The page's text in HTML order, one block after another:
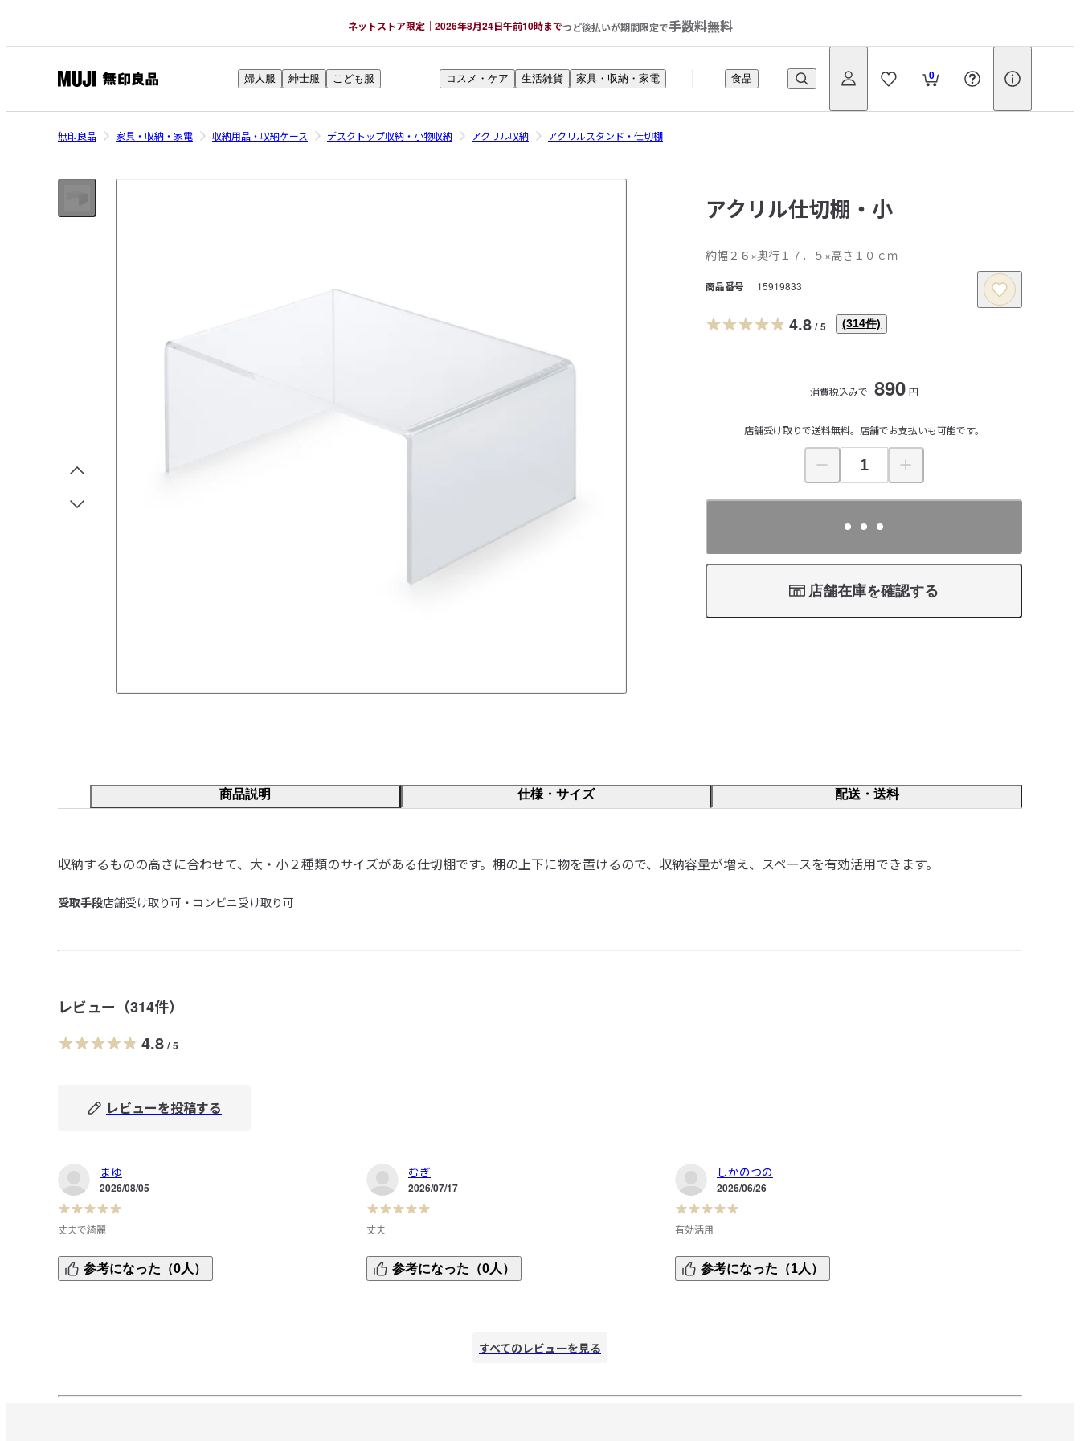
ネットストア限定｜2026年8月24日午前10時までつど後払いが期間限定で手数料無料
印
良
ネ
ト
0
婦人服 紳士服 こども服 コスメ・ケア 生活雑貨 家具・収納・家電 食品
無印良品 家具・収納・家電 収納用品・収納ケース デスクトップ収納・小物収納 アクリル収納 アクリルスタンド・仕切棚
アクリル仕切棚・小
約幅２６×奥行１７．５×高さ１０ｃｍ
商品番号 15919833
4.8 / 5 (314件)
消費税込みで 890 円
店舗受け取りで送料無料。店舗でお支払いも可能です。
店舗在庫を確認する
商品説明 仕様・サイズ 配送・送料
収納するものの高さに合わせて、大・小２種類のサイズがある仕切棚です。棚の上下に物を置けるので、収納容量が増え、スペースを有効活用できます。
受取手段店舗受け取り可・コンビニ受け取り可
レビュー（314件）
4.8 / 5
レビューを投稿する
まゆ
2026/08/05
丈夫で綺麗
キッチンの戸棚の整理に追加購入しました。
しっかりした作りで、上にカップやお急須を乗せてもびくと
参考になった（0人）
むぎ
2026/07/17
丈夫
冷蔵庫収納で使うために購入
しっかりした作りで安心です
参考になった（0人）
しかのつの
2026/06/26
有効活用
仕事で使用しているパソコンのサブモニター台をさがしてい
たとことちょうどいい高さの台だったので迷わず購入いたし
参考になった（1人）
すべてのレビューを見る